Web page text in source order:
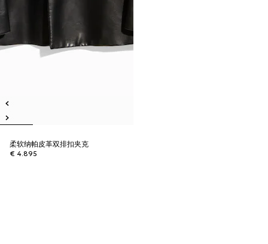
柔软纳帕皮革双排扣夹克
€ 4.895